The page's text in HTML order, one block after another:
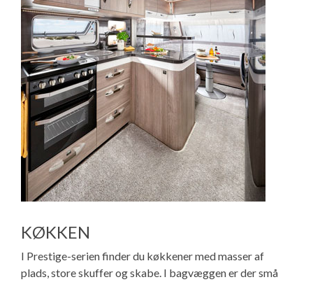
KØKKEN
I Prestige-serien finder du køkkener med masser af
plads, store skuffer og skabe. I bagvæggen er der små